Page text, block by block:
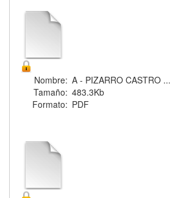
Nombre: A - PIZARRO CASTRO ...
Tamaño: 483.3Kb
Formato: PDF